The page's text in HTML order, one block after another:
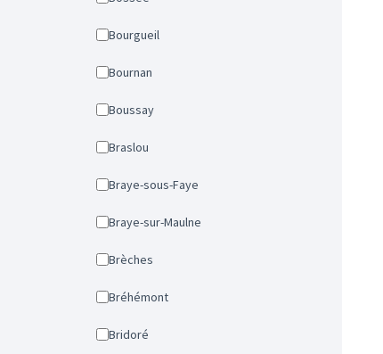
Bourgueil
Bournan
Boussay
Braslou
Braye-sous-Faye
Braye-sur-Maulne
Brèches
Bréhémont
Bridoré